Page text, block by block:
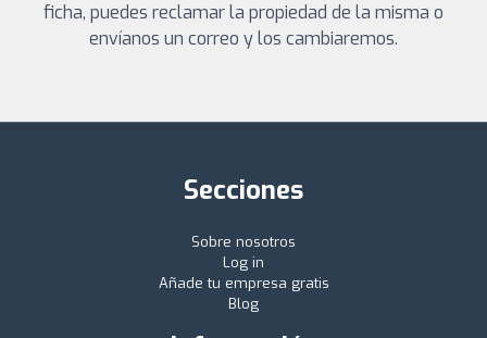
ficha, puedes reclamar la propiedad de la misma o
envíanos un correo y los cambiaremos.
Secciones
Sobre nosotros
Log in
Añade tu empresa gratis
Blog